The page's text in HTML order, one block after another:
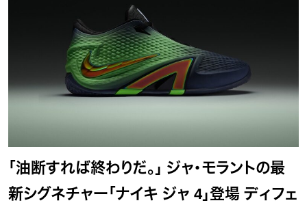
「油断すれば終わりだ。」 ジャ・モラントの最
新シグネチャー「ナイキ ジャ 4」登場 ディフェ